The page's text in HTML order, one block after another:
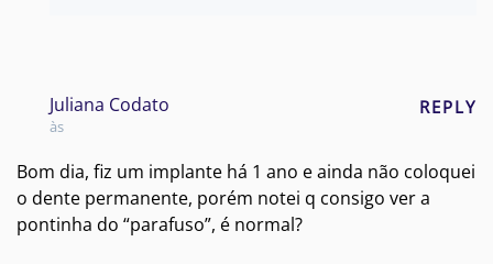
Juliana Codato
às
REPLY
Bom dia, fiz um implante há 1 ano e ainda não coloquei
o dente permanente, porém notei q consigo ver a
pontinha do “parafuso”, é normal?